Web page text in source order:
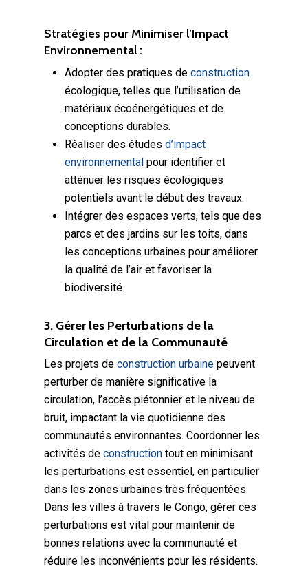
Stratégies pour Minimiser l’Impact
Environnemental :
Adopter des pratiques de construction
écologique, telles que l’utilisation de
matériaux écoénergétiques et de
conceptions durables.
Réaliser des études d’impact
environnemental pour identifier et
atténuer les risques écologiques
potentiels avant le début des travaux.
Intégrer des espaces verts, tels que des
parcs et des jardins sur les toits, dans
les conceptions urbaines pour améliorer
la qualité de l’air et favoriser la
biodiversité.
3. Gérer les Perturbations de la
Circulation et de la Communauté
Les projets de construction urbaine peuvent
perturber de manière significative la
circulation, l’accès piétonnier et le niveau de
bruit, impactant la vie quotidienne des
communautés environnantes. Coordonner les
activités de construction tout en minimisant
les perturbations est essentiel, en particulier
dans les zones urbaines très fréquentées.
Dans les villes à travers le Congo, gérer ces
perturbations est vital pour maintenir de
bonnes relations avec la communauté et
réduire les inconvénients pour les résidents.